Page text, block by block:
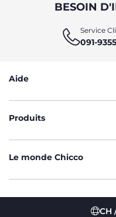
BESOIN
Service
091-
Aide
Produits
Le monde Chicco
CH